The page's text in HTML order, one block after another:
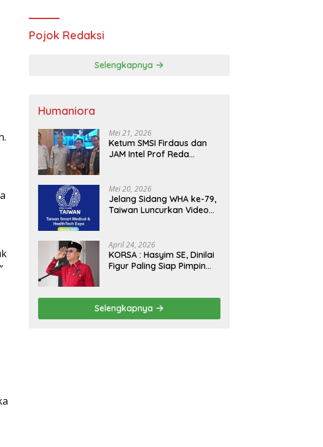
Pojok Redaksi
Selengkapnya
Humaniora
Mei 21, 2026
Ketum SMSI Firdaus dan
JAM Intel Prof Reda
SMSI Sukseskan Jaga
Desa dan Jaga Dapur
MBG, Perkuat Pengawasan
Mei 20, 2026
Jelang Sidang WHA ke-79,
Taiwan Luncurkan Video
Inovasi Kesehatan Global
April 24, 2026
KORSA : Hasyim SE, Dinilai
Figur Paling Siap Pimpin
Selengkapnya